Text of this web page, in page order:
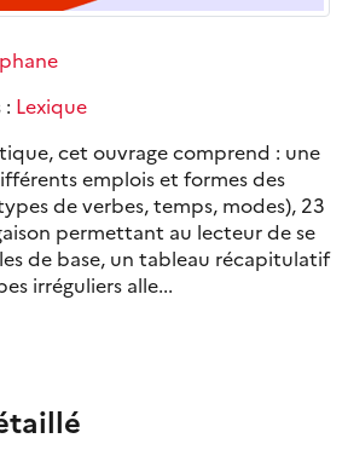
Lexique
cet ouvrage comprend : une
emplois et formes des
de verbes, temps, modes), 23
permettant au lecteur de se
de base, un tableau récapitulatif
irréguliers alle...